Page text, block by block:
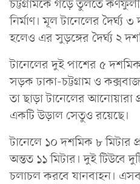
চট্টগ্রামকে গড়ে তুলতে
নির্মাণ। মূল টানেলের
হলেও এর সুড়ঙ্গের দৈর্ঘ্য ২
টানেলের দুই পাশের ৫
সড়ক ঢাকা-চট্টগ্রাম ও
তা ছাড়া টানেলের আনোয়ারা
একটি উড়াল সেতুও রয়েছে।
টানেলে ১০ দশমিক ৮ মিটার
অন্তত ১১ মিটার। দুই টিউবে
চলাচল করবে যানবাহন।